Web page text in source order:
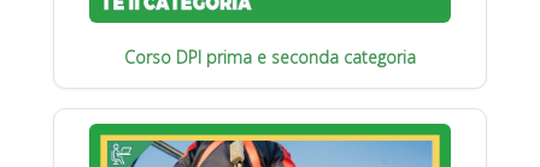
Corso DPI prima e seconda categoria